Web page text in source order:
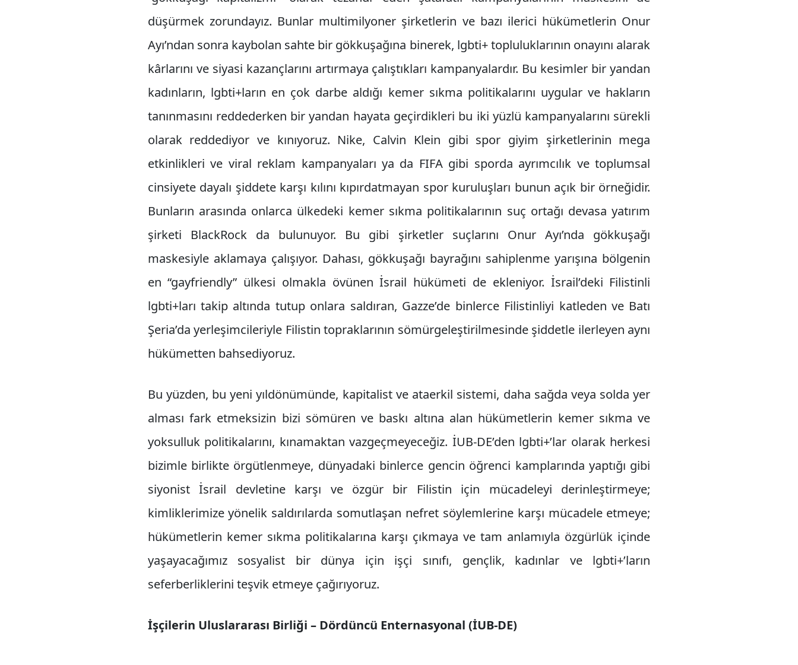
düşürmek zorundayız. Bunlar multimilyoner şirketlerin ve bazı ilerici hükümetlerin Onur
Ayı’ndan sonra kaybolan sahte bir gökkuşağına binerek, lgbti+ topluluklarının onayını alarak
kârlarını ve siyasi kazançlarını artırmaya çalıştıkları kampanyalardır. Bu kesimler bir yandan
kadınların, lgbti+ların en çok darbe aldığı kemer sıkma politikalarını uygular ve hakların
tanınmasını reddederken bir yandan hayata geçirdikleri bu iki yüzlü kampanyalarını sürekli
olarak reddediyor ve kınıyoruz. Nike, Calvin Klein gibi spor giyim şirketlerinin mega
etkinlikleri ve viral reklam kampanyaları ya da FIFA gibi sporda ayrımcılık ve toplumsal
cinsiyete dayalı şiddete karşı kılını kıpırdatmayan spor kuruluşları bunun açık bir örneğidir.
Bunların arasında onlarca ülkedeki kemer sıkma politikalarının suç ortağı devasa yatırım
şirketi BlackRock da bulunuyor. Bu gibi şirketler suçlarını Onur Ayı’nda gökkuşağı
maskesiyle aklamaya çalışıyor. Dahası, gökkuşağı bayrağını sahiplenme yarışına bölgenin
en “gayfriendly” ülkesi olmakla övünen İsrail hükümeti de ekleniyor. İsrail’deki Filistinli
lgbti+ları takip altında tutup onlara saldıran, Gazze’de binlerce Filistinliyi katleden ve Batı
Şeria’da yerleşimcileriyle Filistin topraklarının sömürgeleştirilmesinde şiddetle ilerleyen aynı
hükümetten bahsediyoruz.
Bu yüzden, bu yeni yıldönümünde, kapitalist ve ataerkil sistemi, daha sağda veya solda yer
alması fark etmeksizin bizi sömüren ve baskı altına alan hükümetlerin kemer sıkma ve
yoksulluk politikalarını, kınamaktan vazgeçmeyeceğiz. İUB-DE’den lgbti+’lar olarak herkesi
bizimle birlikte örgütlenmeye, dünyadaki binlerce gencin öğrenci kamplarında yaptığı gibi
siyonist İsrail devletine karşı ve özgür bir Filistin için mücadeleyi derinleştirmeye;
kimliklerimize yönelik saldırılarda somutlaşan nefret söylemlerine karşı mücadele etmeye;
hükümetlerin kemer sıkma politikalarına karşı çıkmaya ve tam anlamıyla özgürlük içinde
yaşayacağımız sosyalist bir dünya için işçi sınıfı, gençlik, kadınlar ve lgbti+’ların
seferberliklerini teşvik etmeye çağırıyoruz.
İşçilerin Uluslararası Birliği – Dördüncü Enternasyonal (İUB-DE)